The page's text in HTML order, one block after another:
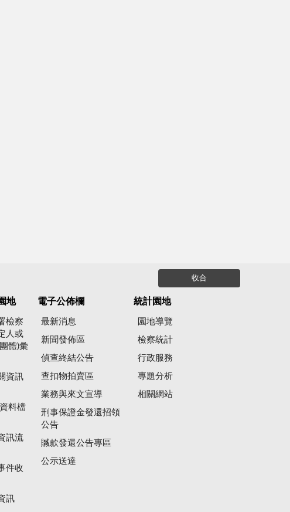
收合
地
檢察
人或
體)彙
資訊
料檔
訊流
件收
訊
電子公佈欄
最新消息
新聞發佈區
偵查終結公告
查扣物拍賣區
業務與來文宣導
刑事保證金發還招領
公告
贓款發還公告專區
公示送達
統計園地
園地導覽
檢察統計
行政服務
專題分析
相關網站